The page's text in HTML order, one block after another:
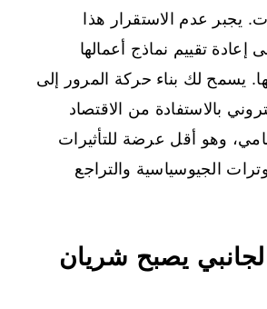
يجبر عدم الاستقرار هذا
إعادة تقييم نماذج أعمالها
يسمح لك بناء حركة المرور إلى
بالاستفادة من الاقتصاد
وهو أقل عرضة للتأثيرات
الجيوسياسية والتراجع
يصبح شريان